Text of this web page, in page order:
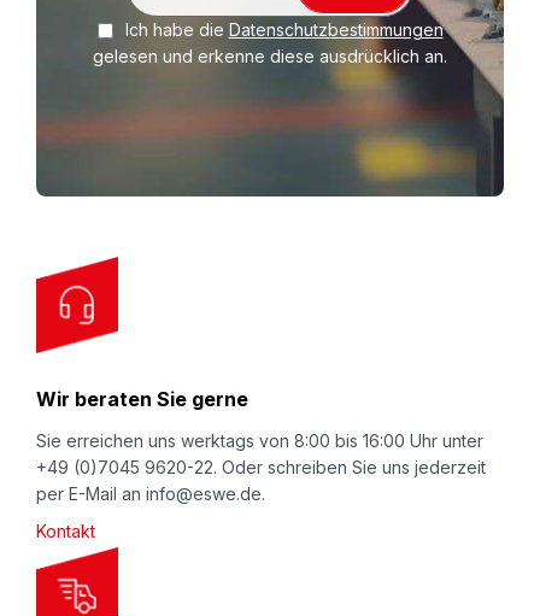
o
O
u
r
e
w
s
e
t
Ich habe die Datenschutzbestimmungen
gelesen und erkenne diese ausdrücklich an.
Wir beraten Sie gerne
Sie erreichen uns werktags von 8:00 bis 16:00 Uhr unter
+49 (0)7045 9620-22. Oder schreiben Sie uns jederzeit
per E-Mail an info@eswe.de.
Kontakt